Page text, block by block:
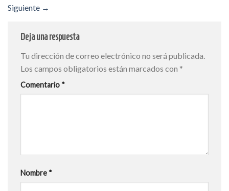
Siguiente →
Deja una respuesta
Tu dirección de correo electrónico no será publicada.
Los campos obligatorios están marcados con *
Comentario *
Nombre *